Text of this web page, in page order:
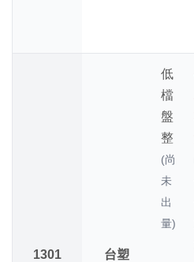
1301 台塑
低
檔
盤
整
(尚
未
出
量)